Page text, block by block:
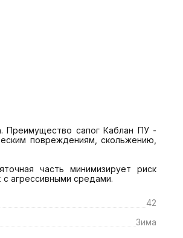
Преимущество сапог Каблан ПУ -
повреждениям, скольжению,
часть минимизирует риск
агрессивными средами.
42
Зима